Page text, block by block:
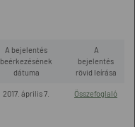
A bejelentés
beérkezésének
dátuma
A
bejelentés
rövid leírása
2017. április 7. Összefoglaló